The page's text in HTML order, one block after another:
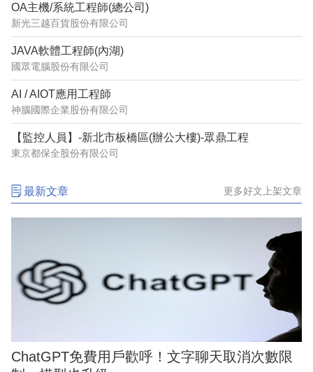
OA主機/系統工程師(總公司)
新光三越百貨股份有限公司
JAVA軟體工程師(內湖)
國眾電腦股份有限公司
AI / AIOT應用工程師
神腦國際企業股份有限公司
【監控人員】-新北市板橋區(辦公大樓)-眾鼎工程
東京都保全股份有限公司
最新文章 更多好文上架文章
ChatGPT免費用戶歡呼！文字聊天取消次數限